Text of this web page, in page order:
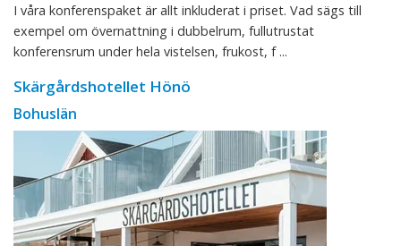
I våra konferenspaket är allt inkluderat i priset. Vad sägs till
exempel om övernattning i dubbelrum, fullutrustat
konferensrum under hela vistelsen, frukost, f ...
Skärgårdshotellet Hönö
Bohuslän